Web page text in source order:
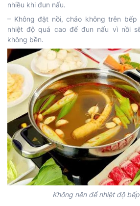
nhiều khi đun nấu.
– Không đặt nồi, chảo không trên
nhiệt độ quá cao để đun nấu vì nồi
không bền.
Không nên để nhiệt độ